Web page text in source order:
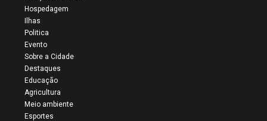
Hospedagem
Ilhas
Politica
Evento
Sobre a Cidade
Destaques
Educação
Agricultura
Meio ambiente
Esportes